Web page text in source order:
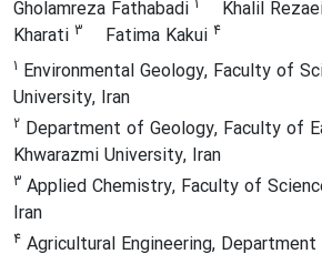
Gholamreza Fathabadi Khalil
Kharati 3 Fatima Kakui 4
1 Environmental Geology, Faculty of
University, Iran
2 Department of Geology, Faculty of
Khwarazmi University, Iran
3 Applied Chemistry, Faculty of
Iran
4 Agricultural Engineering,